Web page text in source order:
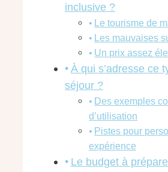
inclusive ?
Le tourisme de
Les mauvaises
Un prix assez
À qui s’adresse ce
séjour ?
Des exemples
d’utilisation
Pistes pour
expérience
Le budget à